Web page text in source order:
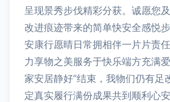
呈现景秀步伐精彩分获。诚愿您
改进痕迹带来的简单快安全感悦
安康行愿晴日常拥相伴一片片责
力享物之美服务于快乐端方充满
家安居静好”结束，我物们仍有足
定真实履行满份成果共到顺利心